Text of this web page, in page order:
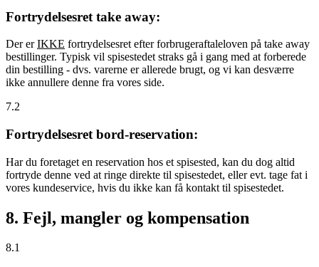
Fortrydelsesret take away:
Der erIKKE fortrydelsesret efter forbrugeraftaleloven på take away
bestillinger. Typisk vil spisestedet straks gå i gang med at forberede
din bestilling - dvs. varerne er allerede brugt, og vi kan desværre
ikke annullere denne fra vores side.
7.2
Fortrydelsesret bord-reservation:
Har du foretaget en reservation hos et spisested, kan du dog altid
fortryde denne ved at ringe direkte til spisestedet, eller evt. tage fat i
vores kundeservice, hvis du ikke kan få kontakt til spisestedet.
8. Fejl, mangler og kompensation
8.1